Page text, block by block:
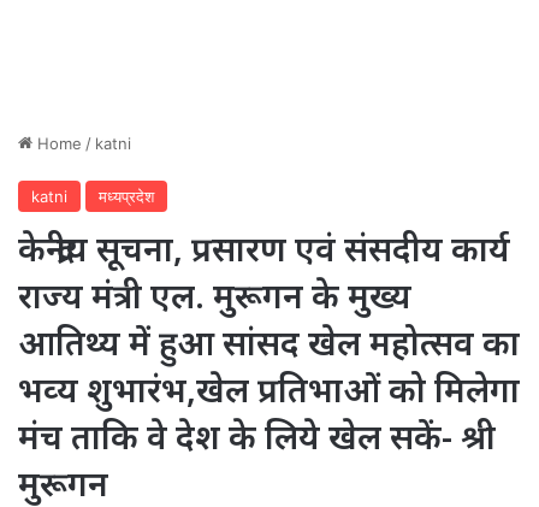
Home / katni
katni मध्यप्रदेश
केन्द्रीय सूचना, प्रसारण एवं संसदीय कार्य
राज्‍य मंत्री एल. मुरूगन के मुख्य
आतिथ्य में हुआ सांसद खेल महोत्‍सव का
भव्‍य शुभारंभ,खेल प्रतिभाओं को मिलेगा
मंच ताकि वे देश के लिये खेल सकें- श्री
मुरूगन